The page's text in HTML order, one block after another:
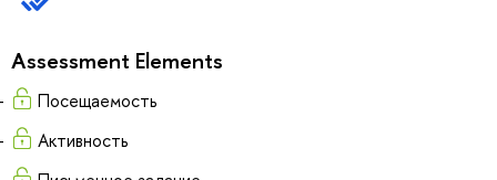
Assessment Elements
Посещаемость
Активность